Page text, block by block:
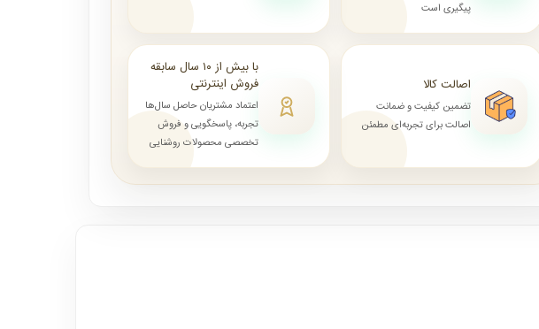
پیگیری است
اصالت کالا
تضمین کیفیت و ضمانت
اصالت برای تجربه‌ای مطمئن
با بیش از ۱۰ سال سابقه
فروش اینترنتی
اعتماد مشتریان حاصل سال‌ها
تجربه، پاسخگویی و فروش
تخصصی محصولات روشنایی